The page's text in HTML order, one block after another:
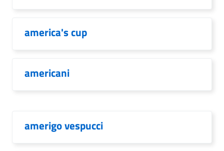
america's cup
americani
amerigo vespucci